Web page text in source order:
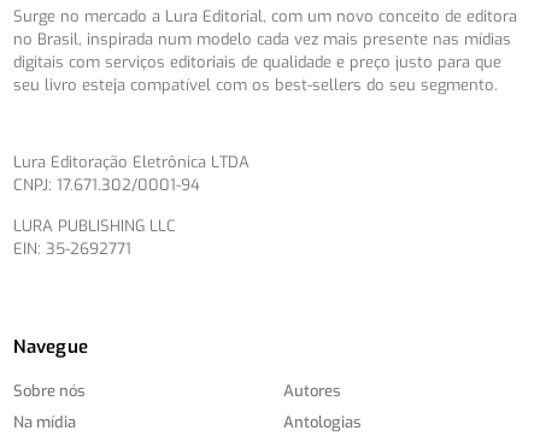
Surge no mercado a Lura Editorial, com um novo conceito de editora
no Brasil, inspirada num modelo cada vez mais presente nas mídias
digitais com serviços editoriais de qualidade e preço justo para que
seu livro esteja compatível com os best-sellers do seu segmento.
Lura Editoração Eletrônica LTDA
CNPJ: 17.671.302/0001-94
LURA PUBLISHING LLC
EIN: 35-2692771
Navegue
Sobre nós
Na mídia
Autores
Antologias